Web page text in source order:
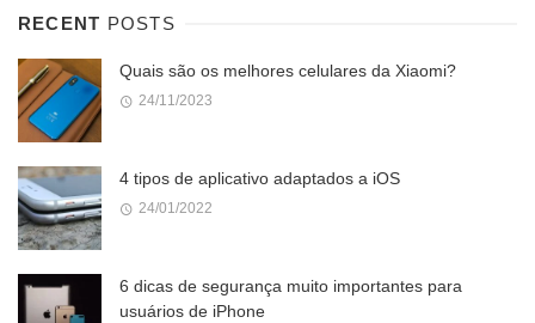
RECENT POSTS
Quais são os melhores celulares da Xiaomi?
24/11/2023
4 tipos de aplicativo adaptados a iOS
24/01/2022
6 dicas de segurança muito importantes para
usuários de iPhone